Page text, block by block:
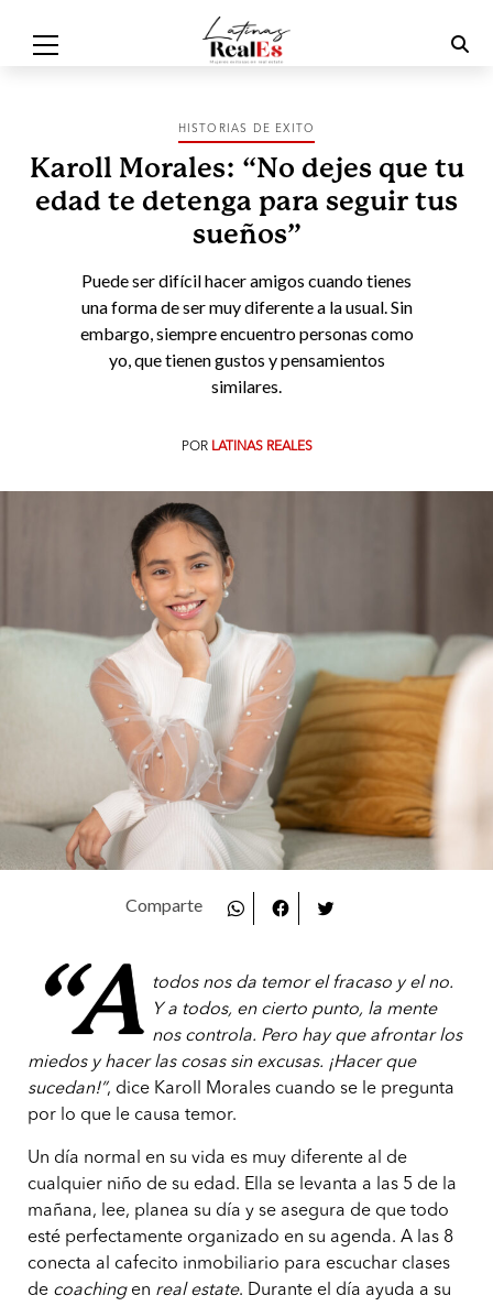
HISTORIAS DE EXITO
Karoll Morales: “No dejes que tu
edad te detenga para seguir tus
sueños”
Puede ser difícil hacer amigos cuando tienes
una forma de ser muy diferente a la usual. Sin
embargo, siempre encuentro personas como
yo, que tienen gustos y pensamientos
similares.
POR LATINAS REALES
“A todos nos da temor el fracaso y el no.
Y a todos, en cierto punto, la mente
nos controla. Pero hay que afrontar los
miedos y hacer las cosas sin excusas. ¡Hacer que
sucedan!”, dice Karoll Morales cuando se le pregunta
por lo que le causa temor.
Un día normal en su vida es muy diferente al de
cualquier niño de su edad. Ella se levanta a las 5 de la
mañana, lee, planea su día y se asegura de que todo
esté perfectamente organizado en su agenda. A las 8
conecta al cafecito inmobiliario para escuchar clases
de coachingen real estate. Durante el día ayuda a su